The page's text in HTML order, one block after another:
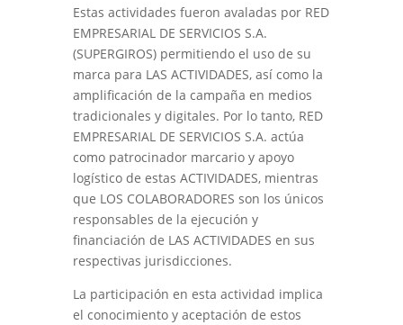
Estas actividades fueron avaladas por RED
EMPRESARIAL DE SERVICIOS S.A.
(SUPERGIROS) permitiendo el uso de su
marca para LAS ACTIVIDADES, así como la
amplificación de la campaña en medios
tradicionales y digitales. Por lo tanto, RED
EMPRESARIAL DE SERVICIOS S.A. actúa
como patrocinador marcario y apoyo
logístico de estas ACTIVIDADES, mientras
que LOS COLABORADORES son los únicos
responsables de la ejecución y
financiación de LAS ACTIVIDADES en sus
respectivas jurisdicciones.
La participación en esta actividad implica
el conocimiento y aceptación de estos